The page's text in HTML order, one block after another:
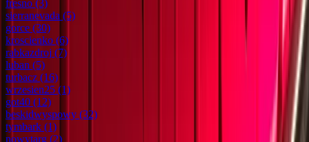
fresno (3)
sierranevada (5)
gorce (30)
kroscienko (6)
rabkazdroj (7)
luban (5)
turbacz (16)
wrzesien25 (1)
got40 (12)
beskidwyspowy (32)
tymbark (1)
nowytarg (2)